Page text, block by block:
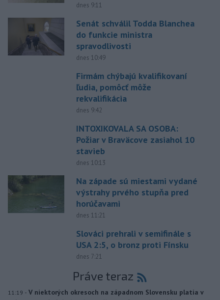
dnes 9:11
Senát schválil Todda Blanchea
do funkcie ministra
spravodlivosti
dnes 10:49
Firmám chýbajú kvalifikovaní
ľudia, pomôcť môže
rekvalifikácia
dnes 9:42
INTOXIKOVALA SA OSOBA:
Požiar v Braväcove zasiahol 10
stavieb
dnes 10:13
Na západe sú miestami vydané
výstrahy prvého stupňa pred
horúčavami
dnes 11:21
Slováci prehrali v semifinále s
USA 2:5, o bronz proti Fínsku
dnes 7:21
Práve teraz
11:19 - V niektorých okresoch na západnom Slovensku platia v